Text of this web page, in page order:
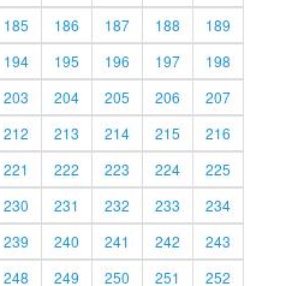
185 186 187 188
189
194 195 196 197
198
203 204 205 206
207
212 213 214 215
216
221 222 223 224
225
230 231 232 233
234
239 240 241 242
243
248 249 250 251
252